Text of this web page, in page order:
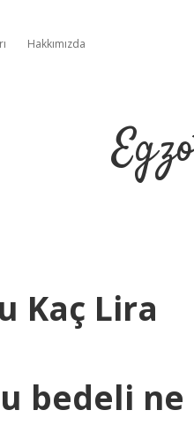
Hakkımızda
Kaç Lira
bedeli